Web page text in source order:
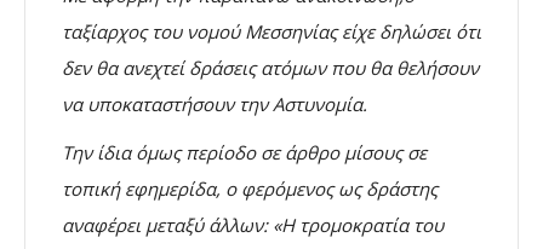
ταξίαρχος του νομού Μεσσηνίας είχε δηλώσει ότι
δεν θα ανεχτεί δράσεις ατόμων που θα θελήσουν
να υποκαταστήσουν την Αστυνομία.
Την ίδια όμως περίοδο σε άρθρο μίσους σε
τοπική εφημερίδα, ο φερόμενος ως δράστης
αναφέρει μεταξύ άλλων: «Η τρομοκρατία του